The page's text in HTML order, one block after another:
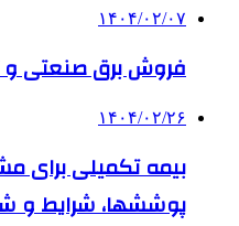
۱۴۰۴/۰۲/۰۷
فروش برق صنعتی و
۱۴۰۴/۰۲/۲۶
بیمه تکمیلی برای
پوششها، شرایط و